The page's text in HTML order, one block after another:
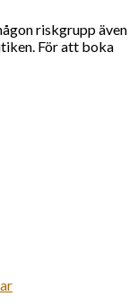
riskgrupp även
För att boka